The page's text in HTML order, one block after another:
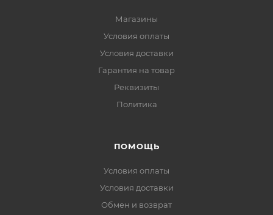
Магазины
Условия оплаты
Условия доставки
Гарантия на товар
Реквизиты
Политика
ПОМОЩЬ
Условия оплаты
Условия доставки
Обмен и возврат